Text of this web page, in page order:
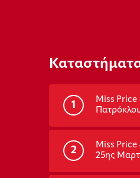
1
Miss Price
2
Miss Price
25ης